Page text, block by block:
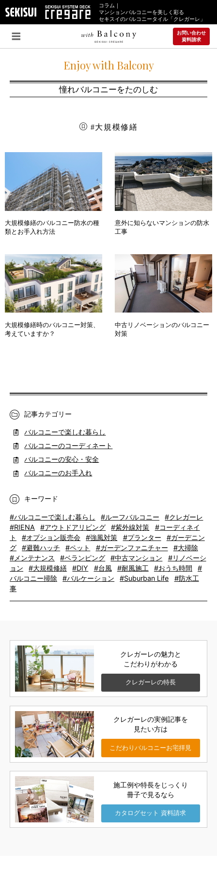
コラム｜
マンションバルコニーを美しく彩る
セキスイのバルコニータイル「クレガーレ」
お問い合わせ
資料請求
Enjoy with Balcony
憧れバルコニーをたのしむ
#大規模修繕
大規模修繕のバルコニー防水の種
類とお手入れ方法
意外に知らないマンションの防水
工事
大規模修繕時のバルコニー対策、
考えていますか？
中古リノベーションのバルコニー
対策
記事カテゴリー
バルコニーで楽しむ暮らし
バルコニーのコーディネート
バルコニーの安心・安全
バルコニーのお手入れ
キーワード
#バルコニーで楽しむ暮らし #ルーフバルコニー
#クレガーレ
#RIENA
#アウトドアリビング #紫外線対策
#コーディネイ
ト
#オプション販売会 #強風対策 #プランター
#ガーデニン
グ
#避難ハッチ #ペット #ガーデンファニチャー
#大掃除
#メンテナンス
#ベランピング #中古マンション
#リノベーシ
ョン
#大規模修繕 #DIY #台風 #耐風施工 #おうち時間
#
バルコニー掃除
#バルケーション #Suburban Life
#防水工
事
クレガーレの魅力と
こだわりがわかる
クレガーレの特長
クレガーレの実例記事を
見たい方は
こだわりバルコニーお宅拝見
施工例や特長をじっくり
冊子で見るなら
カタログセット 資料請求